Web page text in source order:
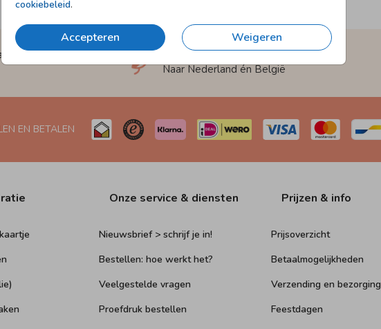
cookiebeleid.
Accepteren Weigeren
Verzending in 1-2 werkdagen
Naar Nederland én België
EN BETALEN
Onze service & diensten
Nieuwsbrief > schrijf je in!
Bestellen: hoe werkt het?
Veelgestelde vragen
Proefdruk bestellen
Prijzen & info
Prijsoverzicht
Betaalmogelijkheden
Verzending en bezorging
Feestdagen